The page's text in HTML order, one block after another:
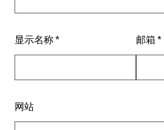
显示名称* 邮箱 *
网站